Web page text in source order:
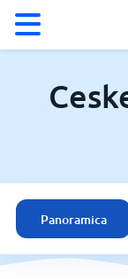
°C
Meteo a Ceske
Repubblica Ceca
Italia
Panoramica